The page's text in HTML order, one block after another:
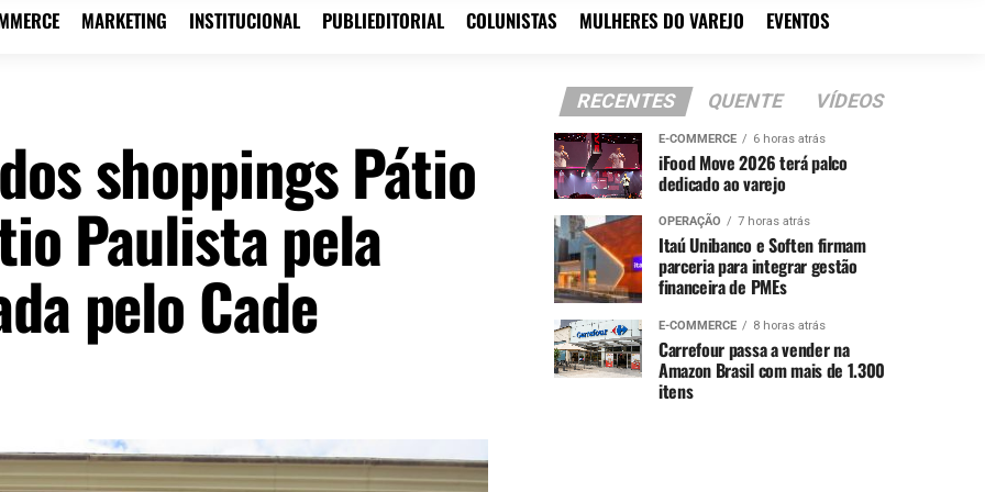
MARKETING INSTITUCIONAL PUBLIEDITORIAL COLUNISTAS MULHERES DO VAREJO EVENTOS
shoppings Pátio
Paulista pela
pelo Cade
RECENTES QUENTE VÍDEOS
E-COMMERCE 6 horas atrás
iFood Move 2026 terá palco
dedicado ao varejo
OPERAÇÃO 7 horas atrás
Itaú Unibanco e Soften firmam
parceria para integrar gestão
financeira de PMEs
E-COMMERCE 8 horas atrás
Carrefour passa a vender na
Amazon Brasil com mais de 1.300
itens